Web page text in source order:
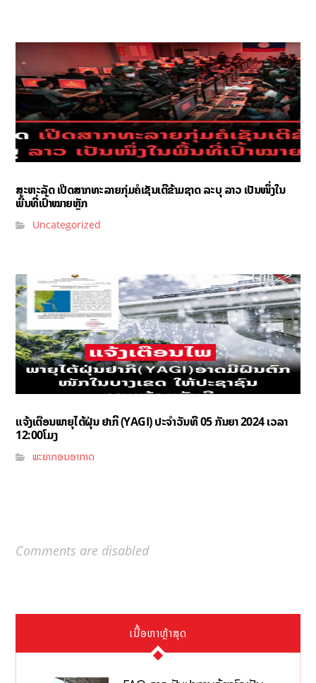
ສະຫະລັດ ເປີດສາກທະລາຍກຸ່ມຄໍເຊັນເຕີຂ້າມຊາດ ລະບຸ ລາວ ເປັນໜຶ່ງໃນ
ພື້ນທີ່ເປົ້າໝາຍຫຼັກ
Uncategorized
ແຈ້ງເຕືອນພາຍຸໄຕ້ຝຸ່ນ ຢາກິ (YAGI)​ ປະຈໍາວັນທີ 05 ກັນຍາ 2024 ເວລາ
12:00ໂມງ
ພະຍາກອນອາກາດ
Comments are disabled
ເນື້ອຫາຫຼ້າສຸດ